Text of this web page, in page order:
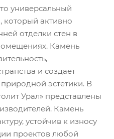
универсальный
активно
отделки стен в
Камень
и создает
эстетики. В
Урал» представлены
Камень
устойчив к износу
проектов любой